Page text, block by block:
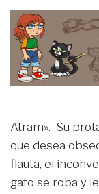
Atram». Su
que desea
flauta, el
gato se roba y